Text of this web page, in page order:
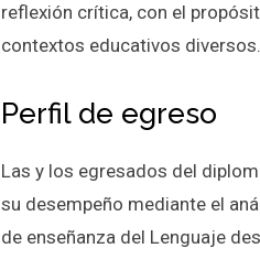
reflexión crítica, con el
contextos educativos diversos.
Perfil de egreso
Las y los egresados del
su desempeño mediante el
de enseñanza del Lenguaje